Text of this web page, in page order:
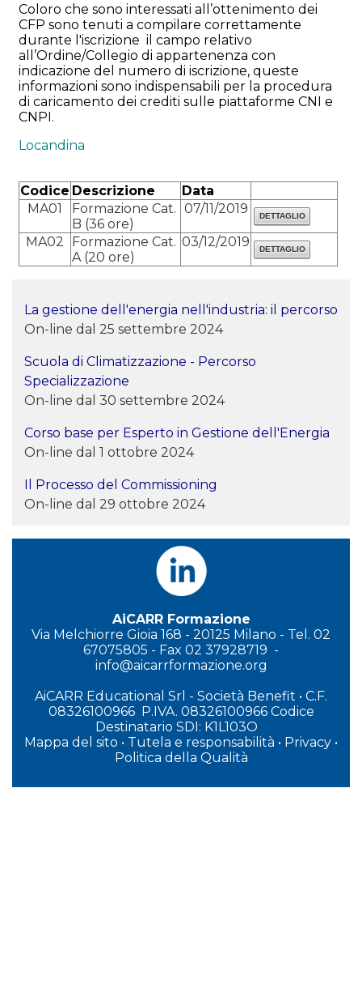
La gestione dell'energia nell'industria: il percorso
On-line dal 25 settembre 2024
Scuola di Climatizzazione - Percorso
Specializzazione
On-line dal 30 settembre 2024
Corso base per Esperto in Gestione dell'Energia
On-line dal 1 ottobre 2024
Il Processo del Commissioning
On-line dal 29 ottobre 2024
Coloro che sono interessati all’ottenimento dei
CFP sono tenuti a compilare correttamente
durante l'iscrizione il campo relativo
all’Ordine/Collegio di appartenenza con
indicazione del numero di iscrizione, queste
informazioni sono indispensabili per la procedura
di caricamento dei crediti sulle piattaforme CNI e
CNPI.
Locandina
Codice Descrizione
Data
MA01
Formazione Cat.
B (36 ore)
07/11/2019
MA02
Formazione Cat.
A (20 ore)
03/12/2019
AiCARR Formazione
Via Melchiorre Gioia 168 - 20125 Milano - Tel. 02
67075805 - Fax 02 37928719 -
info@aicarrformazione.org
AiCARR Educational Srl - Società Benefit • C.F.
08326100966 P.IVA. 08326100966 Codice
Destinatario SDI: K1L103O
Mappa del sito • Tutela e responsabilità • Privacy •
Politica della Qualità